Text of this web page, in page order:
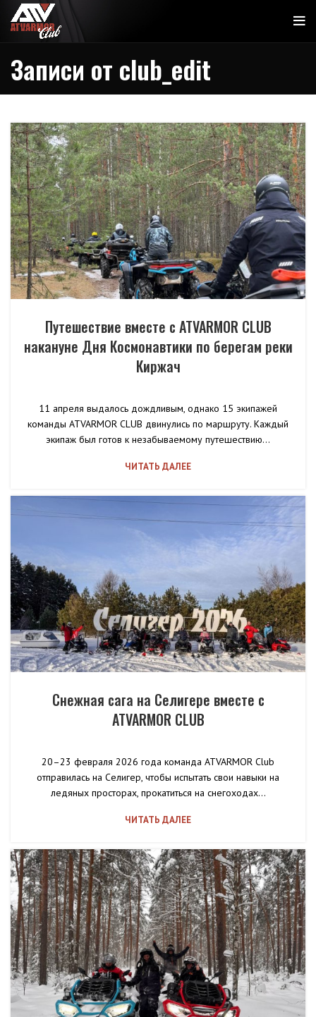
Записи от club_edit
Путешествие вместе с ATVARMOR CLUB
накануне Дня Космонавтики по берегам реки
Киржач
11 апреля выдалось дождливым, однако 15 экипажей
команды ATVARMOR CLUB двинулись по маршруту. Каждый
экипаж был готов к незабываемому путешествию...
ЧИТАТЬ ДАЛЕЕ
Снежная сага на Селигере вместе с
ATVARMOR CLUB
20–23 февраля 2026 года команда ATVARMOR Club
отправилась на Селигер, чтобы испытать свои навыки на
ледяных просторах, прокатиться на снегоходах...
ЧИТАТЬ ДАЛЕЕ